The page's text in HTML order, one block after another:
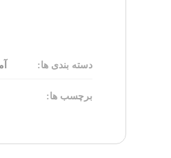
دسته بندی ها:
برچسب ها: